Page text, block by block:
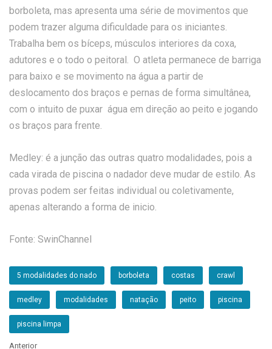
borboleta, mas apresenta uma série de movimentos que
podem trazer alguma dificuldade para os iniciantes.
Trabalha bem os bíceps, músculos interiores da coxa,
adutores e o todo o peitoral. O atleta permanece de barriga
para baixo e se movimento na água a partir de
deslocamento dos braços e pernas de forma simultânea,
com o intuito de puxar água em direção ao peito e jogando
os braços para frente.
Medley: é a junção das outras quatro modalidades, pois a
cada virada de piscina o nadador deve mudar de estilo. As
provas podem ser feitas individual ou coletivamente,
apenas alterando a forma de inicio.
Fonte: SwinChannel
5 modalidades do nado borboleta costas crawl
medley modalidades natação peito piscina
piscina limpa
Anterior